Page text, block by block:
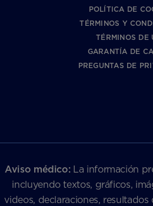
POLÍTICA DE
TÉRMINOS Y
TÉRMINOS DE
GARANTÍA DE
PREGUNTAS DE
Aviso médico:La información
incluyendo textos, gráficos,
videos, declaraciones,